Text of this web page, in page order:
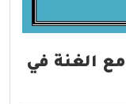
مع الغنة في